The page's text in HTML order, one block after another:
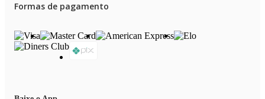
Formas de pagamento